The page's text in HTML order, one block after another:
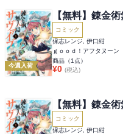
今週入荷
【無料】錬金
コミック
保志レンジ, 伊口紺
ｇｏｏｄ！アフタヌーン
商品（1 点）
¥0 (税込)
【無料】錬金
コミック
保志レンジ, 伊口紺